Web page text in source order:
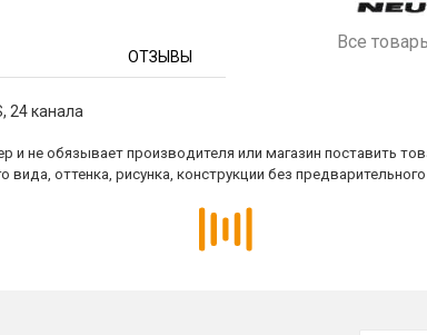
ОТЗЫВЫ
24 канала
Все
и не обязывает производителя или магазин поставить
оттенка, рисунка, конструкции без